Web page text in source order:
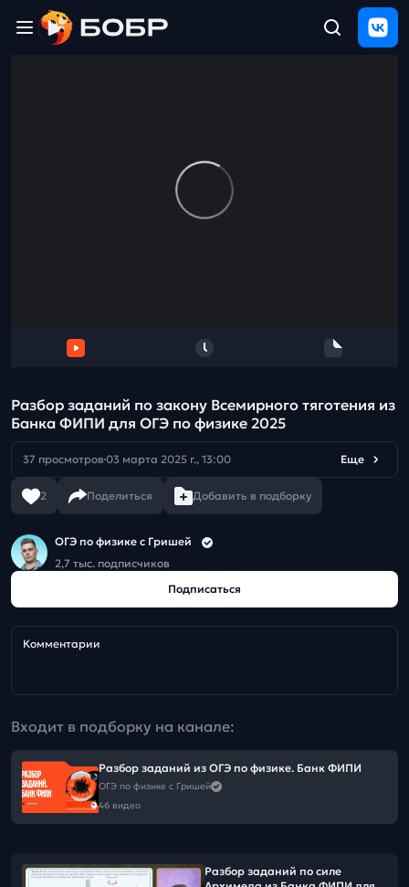
Разбор заданий по закону Всемирного тяготения из
Банка ФИПИ для ОГЭ по физике 2025
37 просмотров 03 марта 2025 г., 13:00 Еще
2 Поделиться Добавить в подборку
ОГЭ по физике с Гришей
2,7 тыс. подписчиков
Подписаться
Комментарии
Входит в подборку на канале:
Разбор заданий из ОГЭ по физике. Банк ФИПИ
ОГЭ по физике с Гришей
46 видео
Разбор заданий по силе